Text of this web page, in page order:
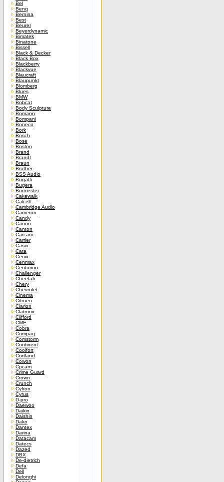
Bel
Benq
Bernina
Best
Beurer
Beyerdynamic
Bimatek
Binatone
Bissell
Black & Decker
Black Box
Blackberry
Blackvue
Blaucraft
Blaupunkt
Blomberg
Blues
BMW
Bobcat
Body Sculpture
Bomann
Bompani
Boneco
Bork
Bosch
Bose
Boston
Brand
Brandt
Braun
Brother
BSS Audio
Bugatti
Bugera
Burmester
Cakewalk
Calcell
Cambridge Audio
Cameron
Candy
Canon
Canton
Carcam
Carrier
Casio
Cata
Cenix
Cenmax
Centurion
Challenger
Cheetah
Chery
Chevrolet
Cinema
Citroen
Clarion
Clatronic
Clifford
CME
Cobra
Compaq
Comstorm
Continent
Coolfort
Cortland
Cowon
Cpcam
Crime Guard
Crown
Crunch
Cyfron
Cyrus
D-pro
Daewoo
Daikin
Daishin
Dako
Dantex
Darina
Datacam
Datecs
Dazed
DBX
De-dietrich
Defa
Dell
Delonghi